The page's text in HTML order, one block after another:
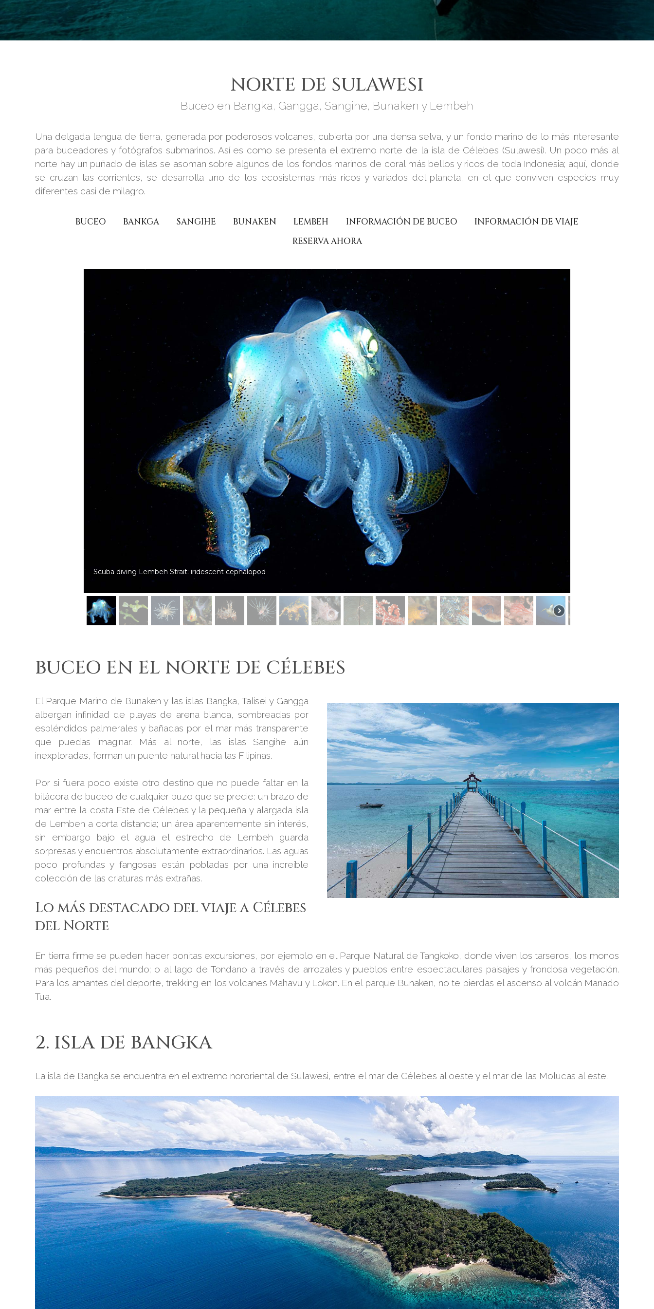
NORTE DE SULAWESI
Buceo en Bangka, Gangga, Sangihe, Bunaken y Lembeh
Una delgada lengua de tierra, generada por poderosos volcanes, cubierta por una densa selva, y un fondo marino de lo más interesante
para buceadores y fotógrafos submarinos. Así es como se presenta el extremo norte de la isla de Célebes (Sulawesi). Un poco más al
norte hay un puñado de islas se asoman sobre algunos de los fondos marinos de coral más bellos y ricos de toda Indonesia; aquí, donde
se cruzan las corrientes, se desarrolla uno de los ecosistemas más ricos y variados del planeta, en el que conviven especies muy
diferentes casi de milagro.
BUCEO BANKGA SANGIHE BUNAKEN LEMBEH INFORMACIÓN DE BUCEO
INFORMACIÓN DE VIAJE
RESERVA AHORA
Scuba diving Lembeh Strait: Halimeda ghost pipefish
BUCEO EN EL NORTE DE CÉLEBES
El Parque Marino de Bunaken y las islas Bangka, Talisei y Gangga
albergan infinidad de playas de arena blanca, sombreadas por
espléndidos palmerales y bañadas por el mar más transparente
que puedas imaginar. Más al norte, las islas Sangihe aún
inexploradas, forman un puente natural hacia las Filipinas.
Por si fuera poco existe otro destino que no puede faltar en la
bitácora de buceo de cualquier buzo que se precie: un brazo de
mar entre la costa Este de Célebes y la pequeña y alargada isla
de Lembeh a corta distancia; un área aparentemente sin interés,
sin embargo bajo el agua el estrecho de Lembeh guarda
sorpresas y encuentros absolutamente extraordinarios. Las aguas
poco profundas y fangosas están pobladas por una increíble
colección de las criaturas más extrañas.
Lo más destacado del viaje a Célebes
del Norte
En tierra firme se pueden hacer bonitas excursiones, por ejemplo en el Parque Natural de Tangkoko, donde viven los tarseros, los monos
más pequeños del mundo; o al lago de Tondano a través de arrozales y pueblos entre espectaculares paisajes y frondosa vegetación.
Para los amantes del deporte, trekking en los volcanes Mahavu y Lokon. En el parque Bunaken, no te pierdas el ascenso al volcán Manado
Tua.
2. ISLA DE BANGKA
La isla de Bangka se encuentra en el extremo nororiental de Sulawesi, entre el mar de Célebes al oeste y el mar de las Molucas al este.